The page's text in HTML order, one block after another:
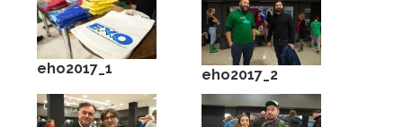
eho2017_1 eho2017_2